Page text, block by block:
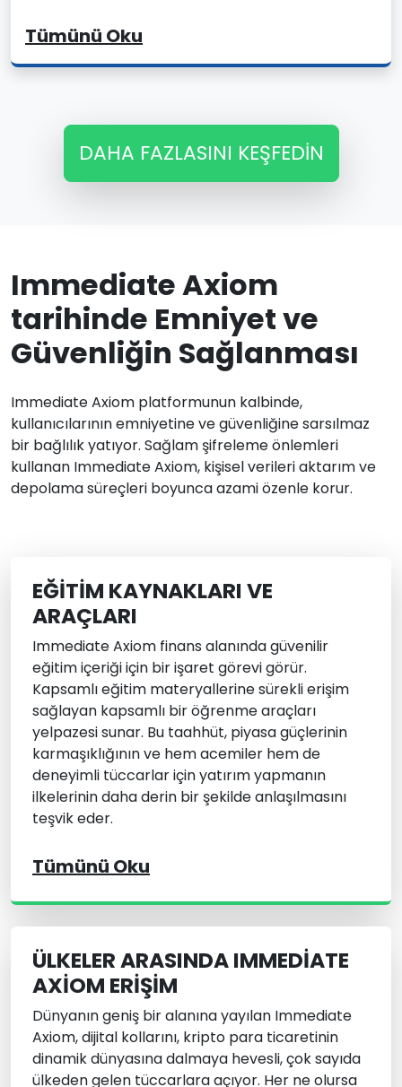
Tümünü Oku
DAHA FAZLASINI KEŞFEDIN
Immediate Axiom
tarihinde Emniyet ve
Güvenliğin Sağlanması
Immediate Axiom platformunun kalbinde,
kullanıcılarının emniyetine ve güvenliğine sarsılmaz
bir bağlılık yatıyor. Sağlam şifreleme önlemleri
kullanan Immediate Axiom, kişisel verileri aktarım ve
depolama süreçleri boyunca azami özenle korur.
EĞITIM KAYNAKLARI VE
ARAÇLARI
Immediate Axiom finans alanında güvenilir
eğitim içeriği için bir işaret görevi görür.
Kapsamlı eğitim materyallerine sürekli erişim
sağlayan kapsamlı bir öğrenme araçları
yelpazesi sunar. Bu taahhüt, piyasa güçlerinin
karmaşıklığının ve hem acemiler hem de
deneyimli tüccarlar için yatırım yapmanın
ilkelerinin daha derin bir şekilde anlaşılmasını
teşvik eder.
Tümünü Oku
ÜLKELER ARASINDA IMMEDIATE
AXIOM ERIŞIM
Dünyanın geniş bir alanına yayılan Immediate
Axiom, dijital kollarını, kripto para ticaretinin
dinamik dünyasına dalmaya hevesli, çok sayıda
ülkeden gelen tüccarlara açıyor. Her ne olursa